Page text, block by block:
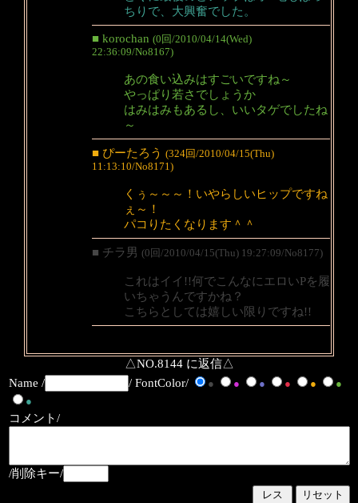
ちりで、大興奮でした。
■ korochan (0回/2010/04/14(Wed)
22:36:09/No8167)
あの食い込みはすごいですね～
やっぱり若さでしょうか
はみはみもあるし、いいタゲでしたね
～
■ ぴーたろう (324回/2010/04/15(Thu)
11:13:10/No8171)
くぅ～～～！いやらしいヒップですね
ぇ～！
パコりたくなります＾＾
■ チラ男 (0回/2010/04/15(Thu) 19:27:09/No8177)
これはイイ!!何でこんなにエロいPを履
いちゃうんですかね？
こちらとしては嬉しい限りですね!!
△NO.8144 に返信△
Name /
/ FontColor/ ● ● ● ● ●
●
●
コメント/
/削除キー/